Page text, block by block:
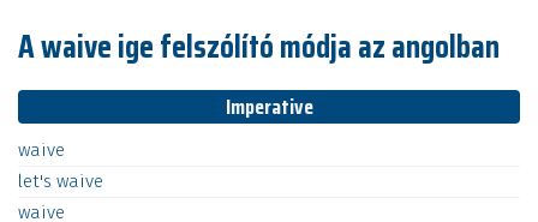
A waive ige felszólító módja az angolban
Imperative
waive
let's waive
waive